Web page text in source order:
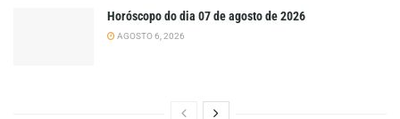
Horóscopo do dia 07 de agosto de 2026
AGOSTO 6, 2026